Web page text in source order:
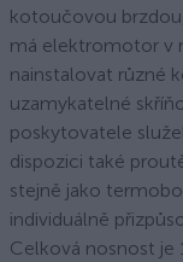
kotoučovou
má elektromotor v
nainstalovat různé
uzamykatelné
poskytovatele
dispozici také
stejně jako
individuálně
Celková nosnost je